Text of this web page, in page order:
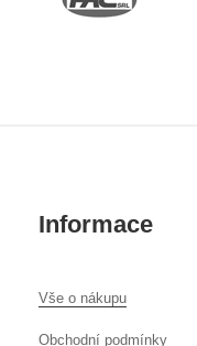
Informace
Vše o nákupu
Obchodní podmínky